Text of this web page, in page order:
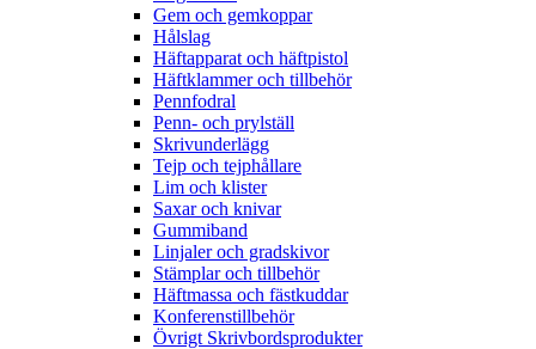
Gem och gemkoppar
Hålslag
Häftapparat och häftpistol
Häftklammer och tillbehör
Pennfodral
Penn- och prylställ
Skrivunderlägg
Tejp och tejphållare
Lim och klister
Saxar och knivar
Gummiband
Linjaler och gradskivor
Stämplar och tillbehör
Häftmassa och fästkuddar
Konferenstillbehör
Övrigt Skrivbordsprodukter